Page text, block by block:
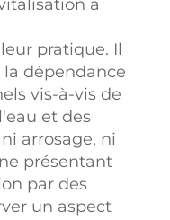
à
pratique. Il
dépendance
vis-à-vis de
et des
arrosage, ni
présentant
par des
un aspect